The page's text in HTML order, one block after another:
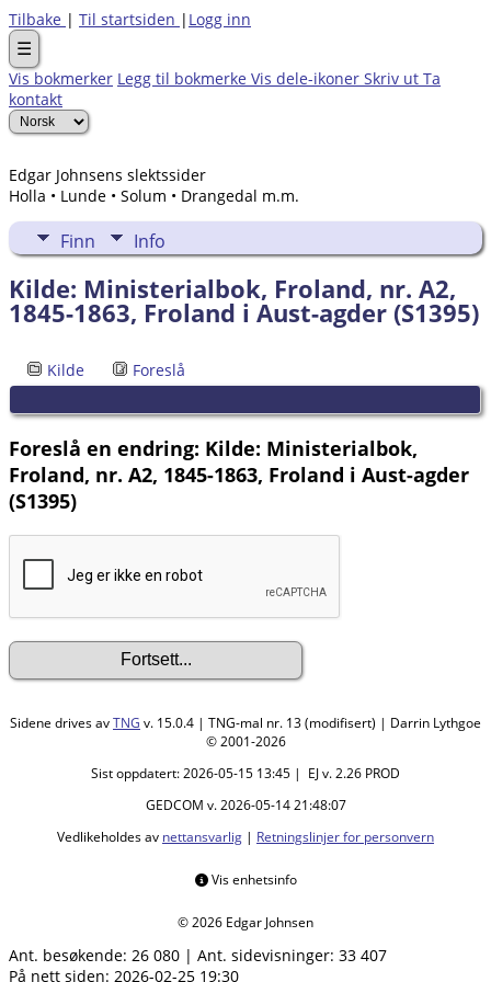
Tilbake | Til startsiden | Logg inn
☰
Vis bokmerker Legg til bokmerke Vis dele-ikoner Skriv ut Ta
kontakt
Edgar Johnsens slektssider
Holla • Lunde • Solum • Drangedal m.m.
Finn Info
Kilde: Ministerialbok, Froland, nr. A2,
1845-1863, Froland i Aust-agder (S1395)
Kilde Foreslå
Foreslå en endring: Kilde: Ministerialbok,
Froland, nr. A2, 1845-1863, Froland i Aust-agder
(S1395)
Sidene drives avTNG v. 15.0.4 | TNG-mal nr. 13 (modifisert) | Darrin Lythgoe
© 2001-2026
Sist oppdatert: 2026-05-15 13:45 | EJ v. 2.26 PROD
GEDCOM v. 2026-05-14 21:48:07
Vedlikeholdes av nettansvarlig | Retningslinjer for personvern
Vis enhetsinfo
© 2026 Edgar Johnsen
Ant. besøkende: 26 080 | Ant. sidevisninger: 33 407
På nett siden: 2026-02-25 19:30